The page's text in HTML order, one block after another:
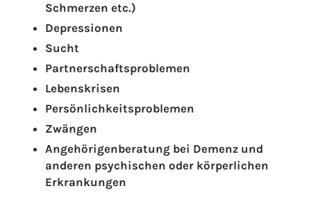
Schmerzen etc.)
Depressionen
Sucht
Partnerschaftsproblemen
Lebenskrisen
Persönlichkeitsproblemen
Zwängen
Angehörigenberatung bei Demenz und
anderen psychischen oder körperlichen
Erkrankungen